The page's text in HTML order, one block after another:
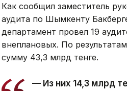
Как сообщил заместитель
аудита по Шымкенту
департамент провел 19
внеплановых. По
сумму 43,3 млрд тенге.
— Из них 14,3 млрд